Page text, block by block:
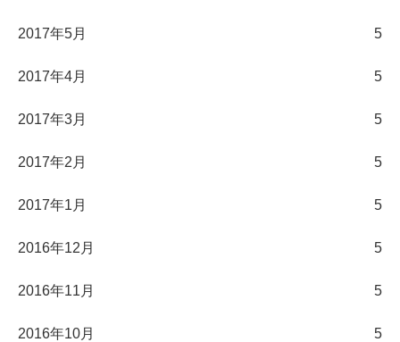
2017年5月 5
2017年4月 5
2017年3月 5
2017年2月 5
2017年1月 5
2016年12月 5
2016年11月 5
2016年10月 5